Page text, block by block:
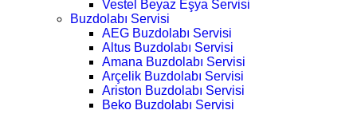
Vestel Beyaz Eşya Servisi
Buzdolabı Servisi
AEG Buzdolabı Servisi
Altus Buzdolabı Servisi
Amana Buzdolabı Servisi
Arçelik Buzdolabı Servisi
Ariston Buzdolabı Servisi
Beko Buzdolabı Servisi